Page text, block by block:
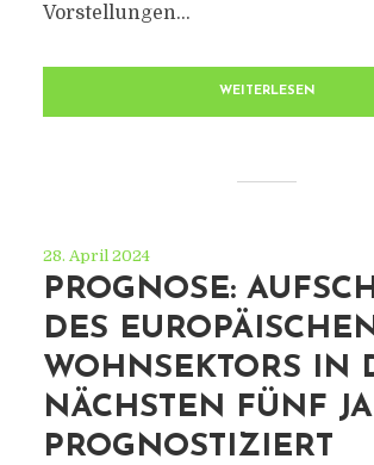
Vorstellungen...
WEITERLESEN
28. April 2024
PROGNOSE:
DES
WOHNSEKTORS IN
NÄCHSTEN FÜNF
PROGNOSTIZIERT